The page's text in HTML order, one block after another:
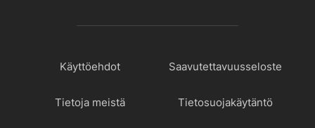
Käyttöehdot Saavutettavuusseloste
Tietoja meistä Tietosuojakäytäntö